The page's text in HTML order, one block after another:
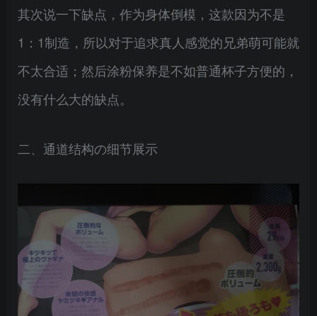
其次说一下缺点，作为身体倒模，这款因为不是
1：1制造，所以对于追求真人感觉的兄弟萌可能就
不太合适；然后涂粉保养是不如普通杯子方便的，
没有什么大的缺点。
二、通道结构の细节展示